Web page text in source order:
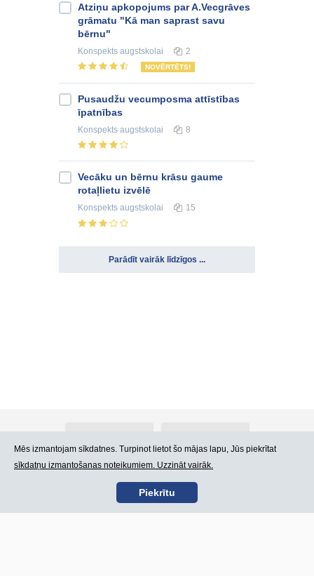
Atziņu apkopojums par A.Vecgrāves
grāmatu "Kā man saprast savu
bērnu"
Konspekts augstskolai 2
NOVĒRTĒTS!
Pusaudžu vecumposma attīstības
īpatnības
Konspekts augstskolai 8
Vecāku un bērnu krāsu gaume
rotaļlietu izvēlē
Konspekts augstskolai 15
Parādīt vairāk līdzīgos ...
Kontakti Lietošanas noteikumi
Mēs izmantojam sīkdatnes. Turpinot lietot šo mājas lapu, Jūs piekrītat
sīkdatņu izmantošanas noteikumiem. Uzzināt vairāk.
Piekrītu